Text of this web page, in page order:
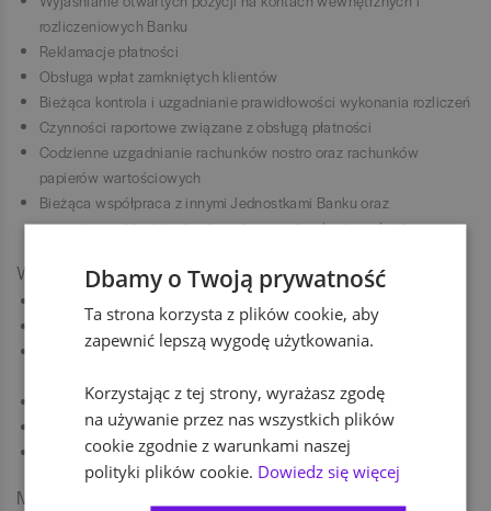
rozliczeniowych Banku
Reklamacje płatności
Obsługa wpłat zamkniętych klientów
Bieżąca kontrola i uzgadnianie prawidłowości wykonania rozliczeń
Czynności raportowe związane z obsługą płatności
Codzienne uzgadnianie rachunków nostro oraz rachunków
papierów wartościowych
Bieżąca współpraca z innymi Jednostkami Banku oraz
zewnętrznymi instytucjami powiązanymi z obrotem płatniczym
Wymagania:
Doświadczenie w obszarze bankowości korporacyjnej
Znajomość pakietu MS Office na poziomie
Bardzo dobra znajomość języka angielskiego
Sumienność, dokładność oraz odpowiedzialność
Umiejętność pracy w dobrze zorganizowanym zespole
Mile widziane
Dbamy o Twoją prywatność
Ta strona korzysta z plików cookie, aby
zapewnić lepszą wygodę użytkowania.
Korzystając z tej strony, wyrażasz zgodę
na używanie przez nas wszystkich plików
cookie zgodnie z warunkami naszej
polityki plików cookie. Dowiedz się więcej